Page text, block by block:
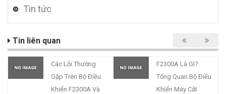
Tin tức
Tin liên quan
Các Lỗi Thường
Gặp Trên Bộ Điều
Khiển F2300A Và
F2300A Là Gì?
Tổng Quan Bộ Điều
Khiển Máy Cắt